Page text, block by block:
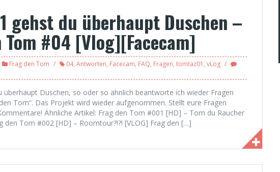
gehst du überhaupt Duschen –
Tom #04 [Vlog][Facecam]
Frag den Tom 04, Antworten, Facecam, FAQ, Fragen, tomtaz01 , vLog
überhaupt Duschen, so oder so ähnlich beantworte ich wieder Fragen
Tom“. Das Projekt wird wieder aufgenommen. Stellt eure Fragen
Ähnliche Artikel: Frag den Tom #001 [HD] – Tom du Raucher
den Tom #002 [HD] – Roomtour?!?! [VLOG] Frag den […]